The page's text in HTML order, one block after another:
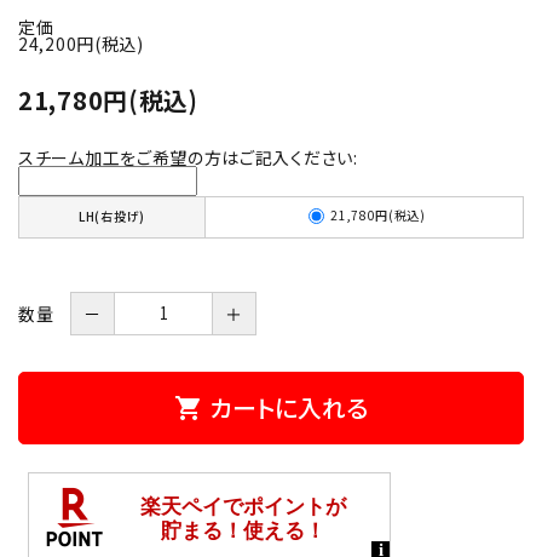
定価
24,200円(税込)
21,780円(税込)
スチーム加工をご希望の方はご記入ください:
LH(右投げ) 21,780円(税込)
数量 － ＋
shopping_cart カートに入れる